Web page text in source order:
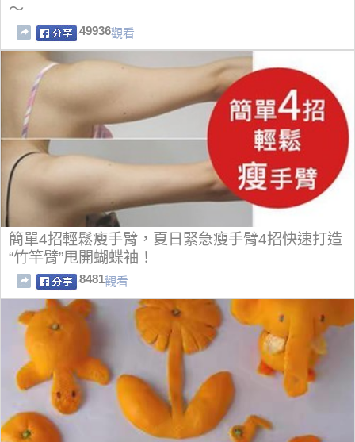
～
49936觀看
簡單4招輕鬆瘦手臂，夏日緊急瘦手臂4招快速打造
“竹竿臂”甩開蝴蝶袖！
8481觀看